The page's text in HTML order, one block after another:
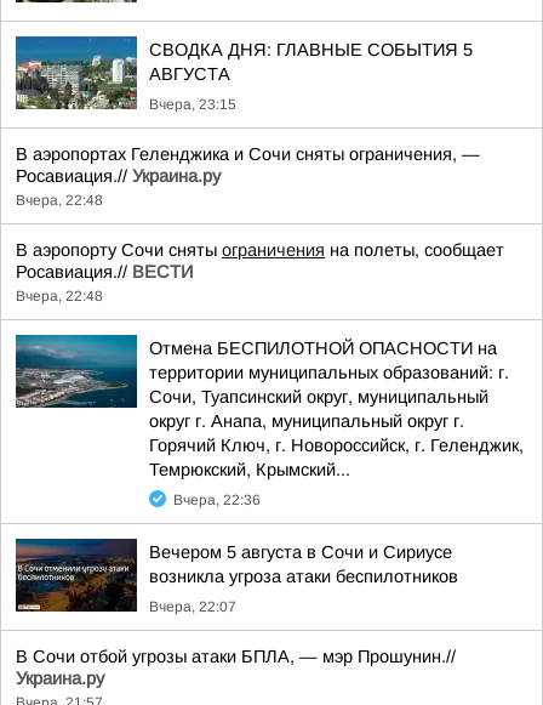
СВОДКА ДНЯ: ГЛАВНЫЕ СОБЫТИЯ 5
АВГУСТА
Вчера, 23:15
В аэропортах Геленджика и Сочи сняты ограничения, —
Росавиация.// Украина.ру
Вчера, 22:48
В аэропорту Сочи сняты ограничения на полеты, сообщает
Росавиация.// ВЕСТИ
Вчера, 22:48
Отмена БЕСПИЛОТНОЙ ОПАСНОСТИ на
территории муниципальных образований: г.
Сочи, Туапсинский округ, муниципальный
округ г. Анапа, муниципальный округ г.
Горячий Ключ, г. Новороссийск, г. Геленджик,
Темрюкский, Крымский...
Вчера, 22:36
Вечером 5 августа в Сочи и Сириусе
возникла угроза атаки беспилотников
Вчера, 22:07
В Сочи отбой угрозы атаки БПЛА, — мэр Прошунин.//
Украина.ру